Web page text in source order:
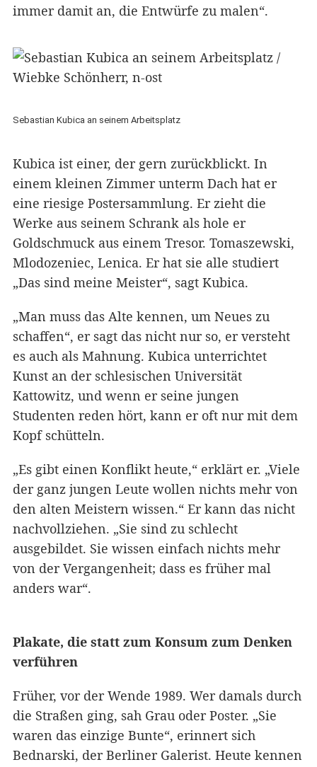
immer damit an, die Entwürfe zu malen“.
Sebastian Kubica an seinem Arbeitsplatz
Kubica ist einer, der gern zurückblickt. In
einem kleinen Zimmer unterm Dach hat er
eine riesige Postersammlung. Er zieht die
Werke aus seinem Schrank als hole er
Goldschmuck aus einem Tresor. Tomaszewski,
Mlodozeniec, Lenica. Er hat sie alle studiert
„Das sind meine Meister“, sagt Kubica.
„Man muss das Alte kennen, um Neues zu
schaffen“, er sagt das nicht nur so, er versteht
es auch als Mahnung. Kubica unterrichtet
Kunst an der schlesischen Universität
Kattowitz, und wenn er seine jungen
Studenten reden hört, kann er oft nur mit dem
Kopf schütteln.
„Es gibt einen Konflikt heute,“ erklärt er. „Viele
der ganz jungen Leute wollen nichts mehr von
den alten Meistern wissen.“ Er kann das nicht
nachvollziehen. „Sie sind zu schlecht
ausgebildet. Sie wissen einfach nichts mehr
von der Vergangenheit; dass es früher mal
anders war“.
Plakate, die statt zum Konsum zum Denken
verführen
Früher, vor der Wende 1989. Wer damals durch
die Straßen ging, sah Grau oder Poster. „Sie
waren das einzige Bunte“, erinnert sich
Bednarski, der Berliner Galerist. Heute kennen